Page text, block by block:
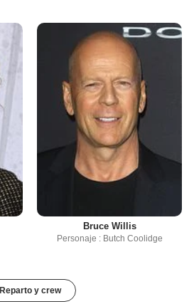
Bruce Willis
Personaje : Butch Coolidge
Reparto y crew